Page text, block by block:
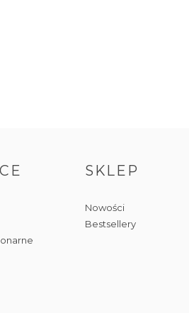
SKLEP
Nowości
Bestsellery